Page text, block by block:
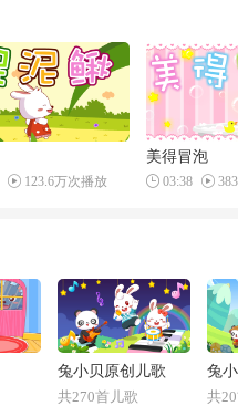
123.6万次播放
美得冒泡
03:38
兔小贝原创儿歌
共270首儿歌
兔
共